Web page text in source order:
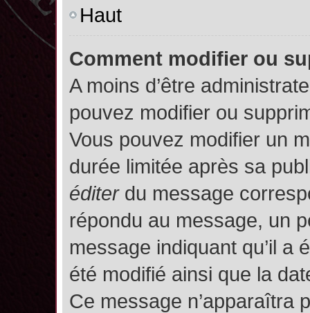
Haut
Comment modifier ou
A moins d’être
pouvez modifier ou
Vous pouvez modifier un
durée limitée après sa
éditerdu message
répondu au message, un
message indiquant qu’il a
été modifié ainsi que la
Ce message n’apparaîtra